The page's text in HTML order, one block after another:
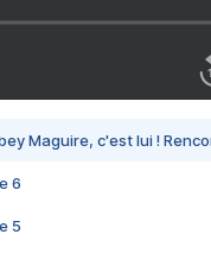
Maguire, c'est lui !
6
5